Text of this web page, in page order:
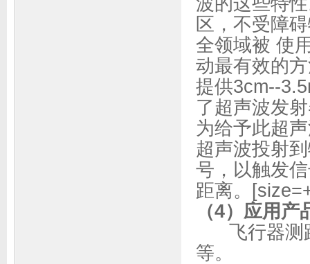
区，不受障
全领域被 使
动最有效的
提供3cm--
了超声波发
为给予此超
超声波投射
号，以触发
距离。
（4）应用产
飞行器测
等。